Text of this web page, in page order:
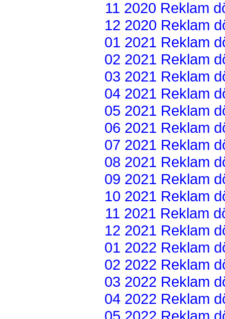
11 2020 Reklam
12 2020 Reklam
01 2021 Reklam
02 2021 Reklam
03 2021 Reklam
04 2021 Reklam
05 2021 Reklam
06 2021 Reklam
07 2021 Reklam
08 2021 Reklam
09 2021 Reklam
10 2021 Reklam
11 2021 Reklam
12 2021 Reklam
01 2022 Reklam
02 2022 Reklam
03 2022 Reklam
04 2022 Reklam